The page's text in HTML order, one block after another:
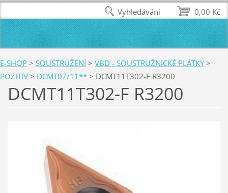
E-SHOP > SOUSTRUŽENÍ > VBD - SOUSTRUŽNICKÉ PLÁTKY >
POZITIV > DCMT07/11** > DCMT11T302-F R3200
DCMT11T302-F R3200
0,00 Kč
Vyhledávání